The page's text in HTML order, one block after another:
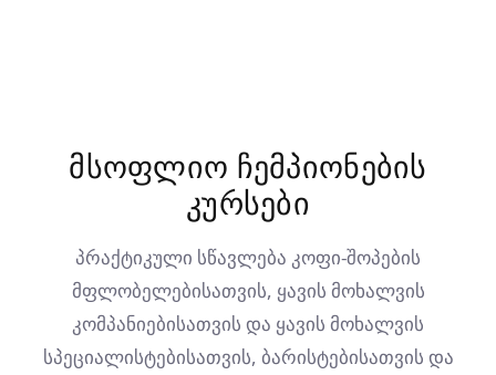
მსოფლიო ჩემპიონების
კურსები
პრაქტიკული სწავლება კოფი-შოპების
მფლობელებისათვის, ყავის მოხალვის
კომპანიებისათვის და ყავის მოხალვის
სპეციალისტებისათვის, ბარისტებისათვის და